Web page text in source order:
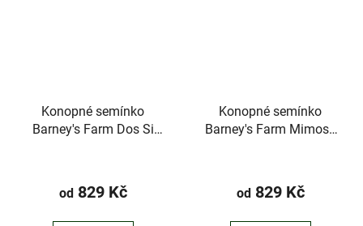
Konopné semínko
Barney's Farm Dos Si
hodnocení
od829 Kč
Konopné semínko
Barney's Farm Mimosa
hodnocení
od829 Kč